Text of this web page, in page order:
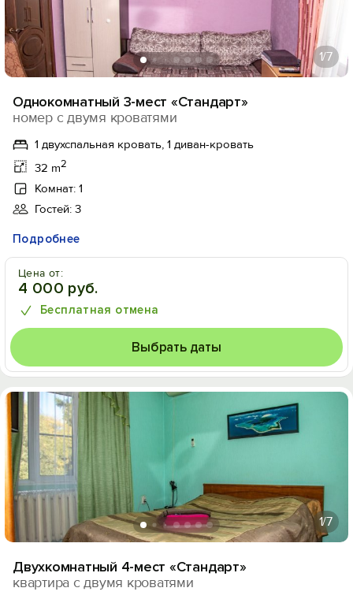
1/7
Однокомнатный 3-мест «Стандарт»
номер с двумя кроватями
1 двухспальная кровать, 1 диван-кровать
32 m2
Комнат: 1
Гостей: 3
Подробнее
Цена от:
4 000 руб.
Бесплатная отмена
Выбрать даты
1/7
Двухкомнатный 4-мест «Стандарт»
квартира с двумя кроватями